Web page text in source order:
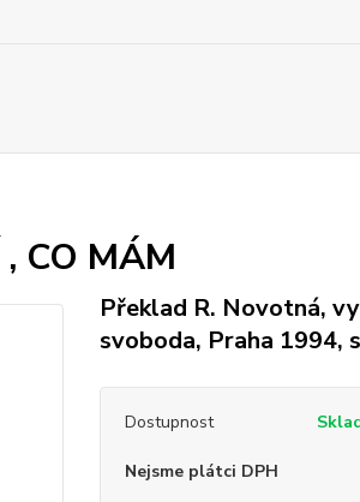
CO MÁM
Překlad R. Novotná,
svoboda, Praha 1994,
Dostupnost
Nejsme plátci DPH